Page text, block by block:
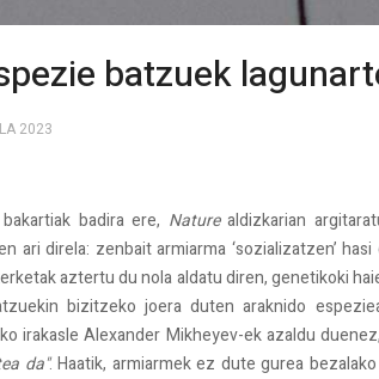
batzuek
2023
badira ere, Naturealdizkarian
ari direla: zenbait armiarma ‘sozializatzen’
aztertu du nola aldatu diren, genetikoki
bizitzeko joera duten araknido
irakasle Alexander Mikheyev-ek azaldu duenez,
da". Haatik, armiarmek ez dute gurea